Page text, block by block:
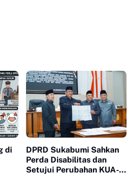
di
DPRD Sukabumi Sahkan
Perda Disabilitas dan
Setujui Perubahan KUA-